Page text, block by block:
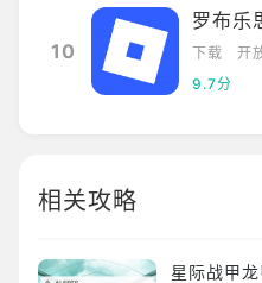
10
罗布乐
下载 开
9.7分
相关攻略
星际战甲